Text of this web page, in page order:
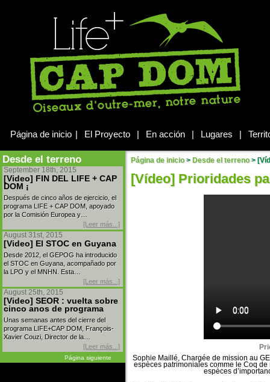
Página de inicio | El Proyecto | En acción | Lugares |
Desde el terreno
September 18th, 2015
[Video] FIN DEL LIFE + CAP
DOM ¡
Después de cinco años de ejercicio, el
programa LIFE + CAP DOM, apoyado
por la Comisión Europea y…
[Leer más...]
August 31st, 2015
[Video] El STOC en Guyana
Desde 2012, el GEPOG ha introducido
el STOC en Guyana, acompañado por
la LPO y el MNHN. Esta…
[Leer más...]
August 25th, 2015
[Video] SEOR : vuelta sobre
cinco anos de programa
Unas semanas antes del cierre del
programa LIFE+CAP DOM, François-
Xavier Couzi, Director de la…
[Leer más...]
Página siguiente
Página de inicio > Desde el terreno >
[Vídeo] Prioridades
Sophie Maillé, Chargée de mission au
espèces patrimoniales comme le Coq
espèces